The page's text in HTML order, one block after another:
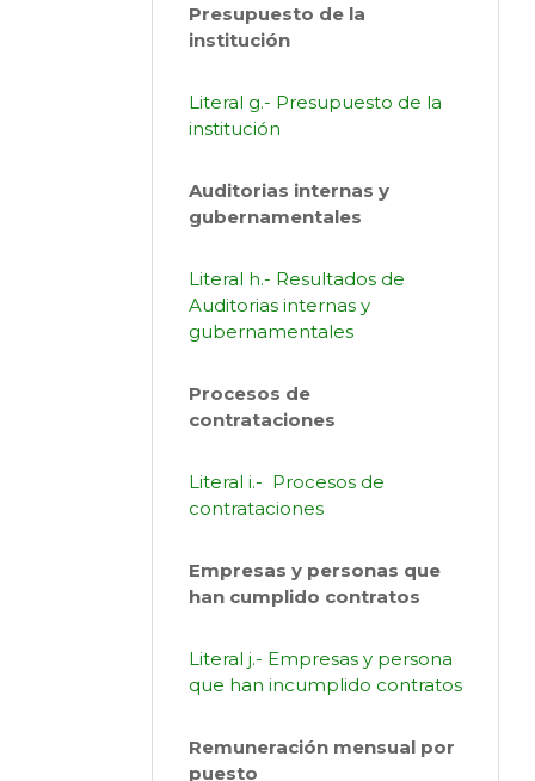
Presupuesto de la
institución
Literal g.- Presupuesto de la
institución
Auditorias internas y
gubernamentales
Literal h.- Resultados de
Auditorias internas y
gubernamentales
Procesos de
contrataciones
Literal i.- Procesos de
contrataciones
Empresas y personas que
han cumplido contratos
Literal j.- Empresas y persona
que han incumplido contratos
Remuneración mensual por
puesto